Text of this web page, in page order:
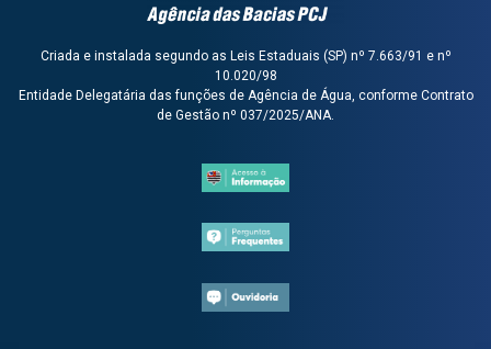
Criada e instalada segundo as Leis Estaduais (SP) nº 7.663/91 e nº
10.020/98
Entidade Delegatária das funções de Agência de Água, conforme Contrato
de Gestão nº 037/2025/ANA.